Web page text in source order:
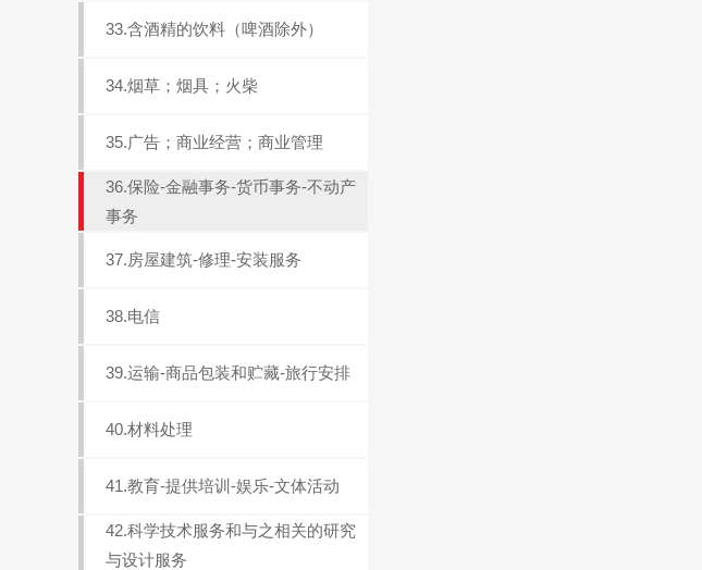
33.含酒精的饮料（啤酒除外）
34.烟草；烟具；火柴
35.广告；商业经营；商业管理
36.保险-金融事务-货币事务-不动产
事务
37.房屋建筑-修理-安装服务
38.电信
39.运输-商品包装和贮藏-旅行安排
40.材料处理
41.教育-提供培训-娱乐-文体活动
42.科学技术服务和与之相关的研究
与设计服务